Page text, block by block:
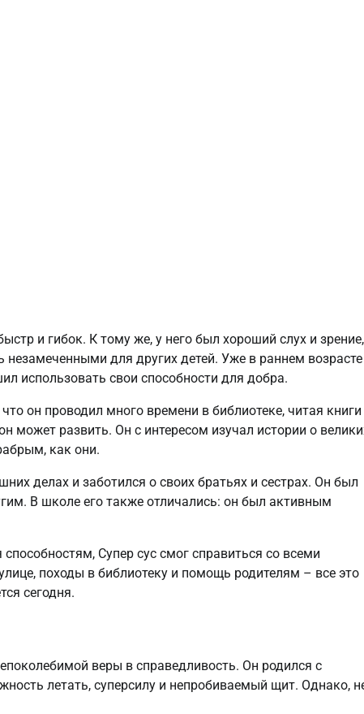
и гибок. К тому же, у него был хороший слух и зрение,
незамеченными для других детей. Уже в раннем возрасте
использовать свои способности для добра.
он проводил много времени в библиотеке, читая книги
может развить. Он с интересом изучал истории о
как они.
делах и заботился о своих братьях и сестрах. Он был
В школе его также отличались: он был активным
Супер сус смог справиться со всеми
походы в библиотеку и помощь родителям – все это
сегодня.
веры в справедливость. Он родился с
летать, суперсилу и непробиваемый щит. Однако,